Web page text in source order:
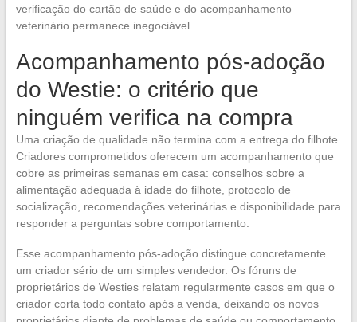
verificação do cartão de saúde e do acompanhamento
veterinário permanece inegociável.
Acompanhamento pós-adoção
do Westie: o critério que
ninguém verifica na compra
Uma criação de qualidade não termina com a entrega do filhote.
Criadores comprometidos oferecem um acompanhamento que
cobre as primeiras semanas em casa: conselhos sobre a
alimentação adequada à idade do filhote, protocolo de
socialização, recomendações veterinárias e disponibilidade para
responder a perguntas sobre comportamento.
Esse acompanhamento pós-adoção distingue concretamente
um criador sério de um simples vendedor. Os fóruns de
proprietários de Westies relatam regularmente casos em que o
criador corta todo contato após a venda, deixando os novos